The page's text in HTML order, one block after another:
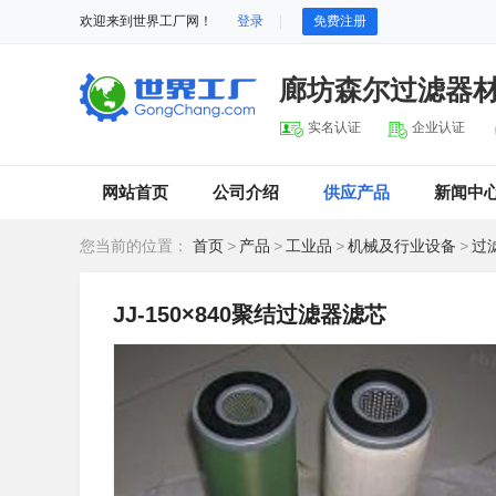
欢迎来到世界工厂网！ 登录 免费注册
廊坊森尔过滤器
实名认证 企业认证
网站首页 公司介绍 供应产品 新闻中
您当前的位置： 首页 > 产品 > 工业品 >机械及行业设备 >过
JJ-150×840聚结过滤器滤芯